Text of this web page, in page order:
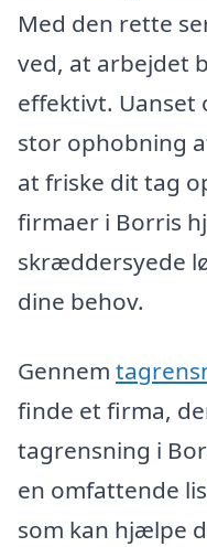
Med den rette
ved, at arbejdet
effektivt. Uanset
stor ophobning
at friske dit tag
firmaer i Borris
skræddersyede
dine behov.
Gennem
finde et firma,
tagrensning i
en omfattende
som kan hjælpe